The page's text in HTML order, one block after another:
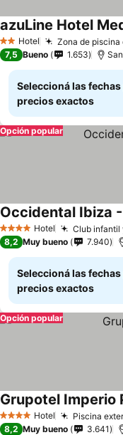
2 Estrellas
Hotel Zona de piscina
azuLine Hotel
7,5 Bueno 1.653
Seleccioná las
precios exactos
Opción popular
4 EstrellasHotel Club infantil
Occidental Ibiza
8,2 Muy bueno 7.940
Seleccioná las
precios exactos
Opción popular
4 EstrellasHotel Piscina
Grupotel Imperio
8,2 Muy bueno 3.641